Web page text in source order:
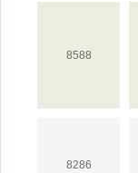
8588
8286